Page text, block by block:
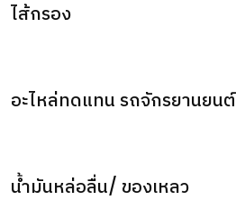
ไส้กรอง
อะไหล่ทดแทน รถจักรยานยนต์
น้ำมันหล่อลื่น/ ของเหลว